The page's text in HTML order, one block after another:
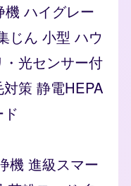
ハイグレー
じん 小型 ハウ
光センサー付
策 静電HEPA
機 進級スマー